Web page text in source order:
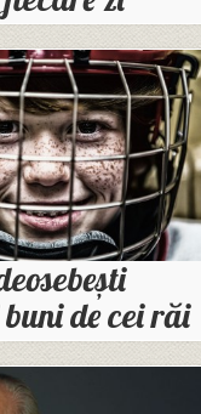
de cei răi